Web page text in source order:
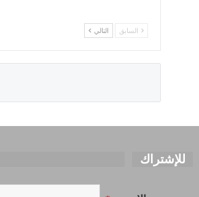
السابق التالي
للإشتراك